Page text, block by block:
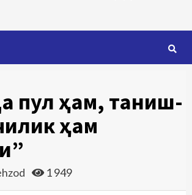
пул ҳам, таниш-
ҳам
1 949